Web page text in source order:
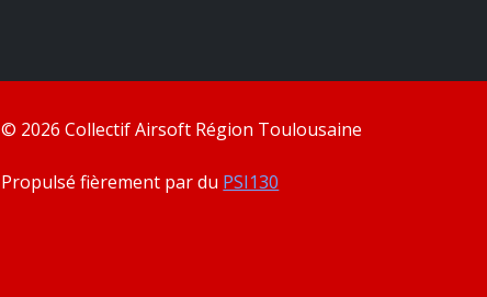
© 2026 Collectif Airsoft Région Toulousaine
Propulsé fièrement par du PSI130